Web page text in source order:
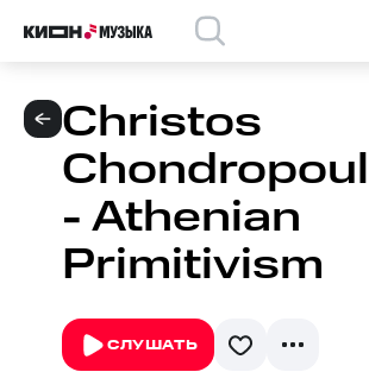
Christos
- Athenian
Primitivism
СЛУШАТЬ